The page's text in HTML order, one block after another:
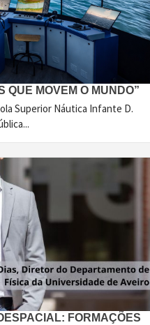
QUE MOVEM O MUNDO”
Superior Náutica Infante D.
FORMAÇÕES